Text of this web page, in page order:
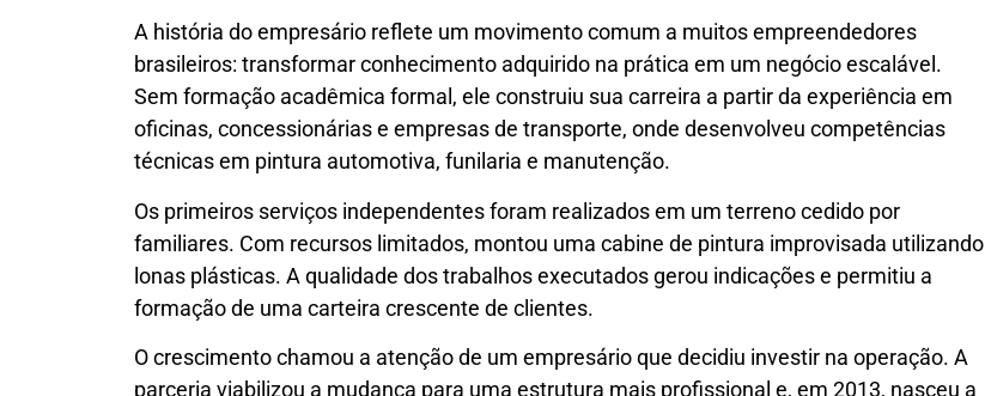
A história do empresário reflete um movimento comum a muitos empreendedores
brasileiros: transformar conhecimento adquirido na prática em um negócio escalável.
Sem formação acadêmica formal, ele construiu sua carreira a partir da experiência em
oficinas, concessionárias e empresas de transporte, onde desenvolveu competências
técnicas em pintura automotiva, funilaria e manutenção.
Os primeiros serviços independentes foram realizados em um terreno cedido por
familiares. Com recursos limitados, montou uma cabine de pintura improvisada utilizando
lonas plásticas. A qualidade dos trabalhos executados gerou indicações e permitiu a
formação de uma carteira crescente de clientes.
O crescimento chamou a atenção de um empresário que decidiu investir na operação. A
parceria viabilizou a mudança para uma estrutura mais profissional e, em 2013, nasceu a